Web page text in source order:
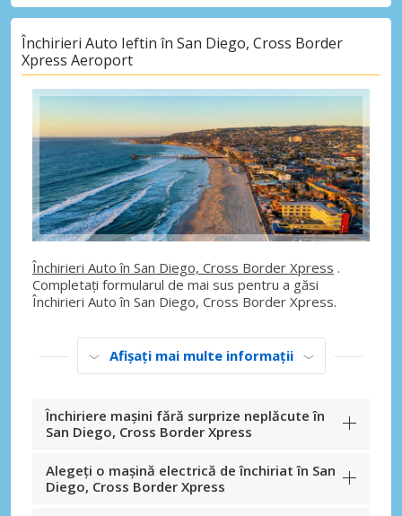
Închirieri Auto Ieftin în San Diego, Cross Border
Xpress Aeroport
Închirieri Auto în San Diego, Cross Border Xpress .
Completați formularul de mai sus pentru a găsi
Închirieri Auto în San Diego, Cross Border Xpress.
Afișați mai multe informații
Închiriere mașini fără surprize neplăcute în
San Diego, Cross Border Xpress
Alegeți o mașină electrică de închiriat în San
Diego, Cross Border Xpress